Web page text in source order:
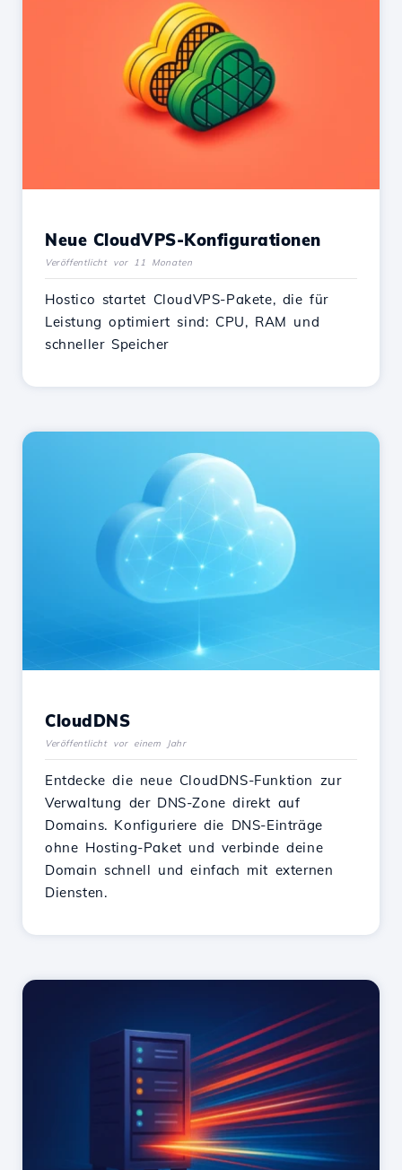
Neue CloudVPS-Konfigurationen
Veröffentlicht vor 11 Monaten
Hostico startet CloudVPS-Pakete, die für
Leistung optimiert sind: CPU, RAM und
schneller Speicher
CloudDNS
Veröffentlicht vor einem Jahr
Entdecke die neue CloudDNS-Funktion zur
Verwaltung der DNS-Zone direkt auf
Domains. Konfiguriere die DNS-Einträge
ohne Hosting-Paket und verbinde deine
Domain schnell und einfach mit externen
Diensten.